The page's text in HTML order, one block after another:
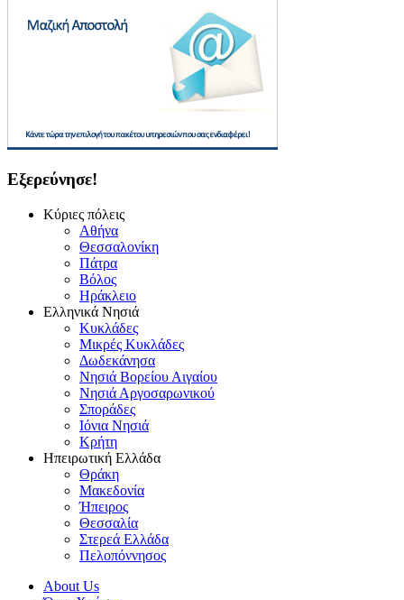
Εξερεύνησε!
Κύριες πόλεις
Αθήνα
Θεσσαλονίκη
Πάτρα
Βόλος
Ηράκλειο
Ελληνικά Νησιά
Κυκλάδες
Μικρές Κυκλάδες
Δωδεκάνησα
Νησιά Βορείου Αιγαίου
Νησιά Αργοσαρωνικού
Σποράδες
Ιόνια Νησιά
Κρήτη
Ηπειρωτική Ελλάδα
Θράκη
Μακεδονία
Ήπειρος
Θεσσαλία
Στερεά Ελλάδα
Πελοπόννησος
About Us